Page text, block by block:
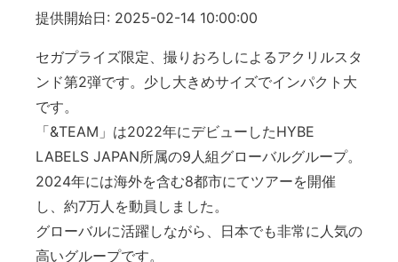
提供開始日: 2025-02-14 10:00:00
セガプライズ限定、撮りおろしによるアクリルスタ
ンド第2弾です。少し大きめサイズでインパクト大
です。
「&TEAM」は2022年にデビューしたHYBE
LABELS JAPAN所属の9人組グローバルグループ。
2024年には海外を含む8都市にてツアーを開催
し、約7万人を動員しました。
グローバルに活躍しながら、日本でも非常に人気の
高いグループです。